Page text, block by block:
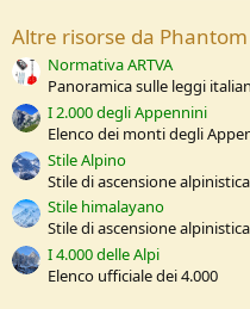
Altre risorse da Phantom
Normativa ARTVA
Panoramica sulle leggi
I 2.000 degli Appennini
Elenco dei monti degli
Stile Alpino
Stile di ascensione alpinistica
Stile himalayano
Stile di ascensione alpinistica
I 4.000 delle Alpi
Elenco ufficiale dei 4.000